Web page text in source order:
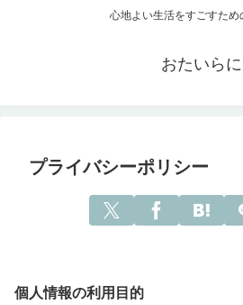
心地よい生活をすごすため
おたいらに
プライバシーポリシー
個人情報の利用目的